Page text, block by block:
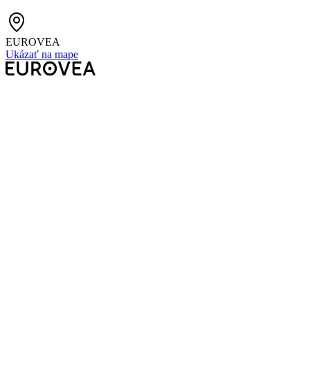
EUROVEA
Ukázať na mape